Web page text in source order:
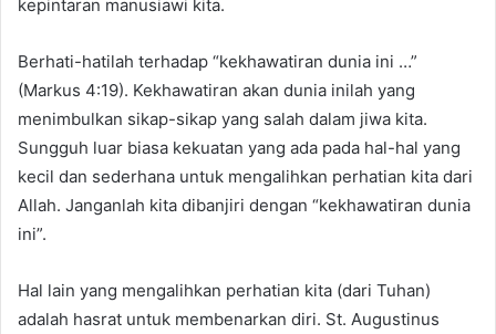
kepintaran manusiawi kita.
Berhati-hatilah terhadap “kekhawatiran dunia ini …”
(Markus 4:19). Kekhawatiran akan dunia inilah yang
menimbulkan sikap-sikap yang salah dalam jiwa kita.
Sungguh luar biasa kekuatan yang ada pada hal-hal yang
kecil dan sederhana untuk mengalihkan perhatian kita dari
Allah. Janganlah kita dibanjiri dengan “kekhawatiran dunia
ini”.
Hal lain yang mengalihkan perhatian kita (dari Tuhan)
adalah hasrat untuk membenarkan diri. St. Augustinus